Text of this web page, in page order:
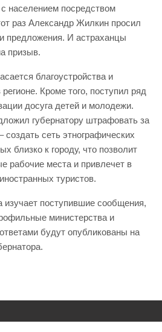
населением посредством
раз Александр Жилкин просил
предложения. И астраханцы
призыв.
благоустройства и
Кроме того, поступил ряд
досуга детей и молодежи.
губернатору штрафовать за
создать сеть этнографических
близко к городу, что позволит
рабочие места и привлечет в
туристов.
поступившие сообщения,
министерства и
будут опубликованы на